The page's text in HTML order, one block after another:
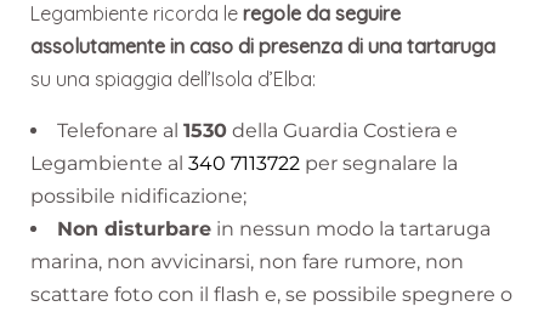
Legambiente ricorda leregole da seguire
assolutamente in caso di presenza di una tartaruga
su una spiaggia dell’Isola d’Elba:
Telefonare al1530 della Guardia Costiera e
Legambiente al340 7113722 per segnalare la
possibile nidificazione;
Non disturbare in nessun modo la tartaruga
marina, non avvicinarsi, non fare rumore, non
scattare foto con il flash e, se possibile spegnere o